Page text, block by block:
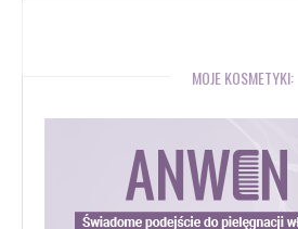
MOJE KOSMETYKI: